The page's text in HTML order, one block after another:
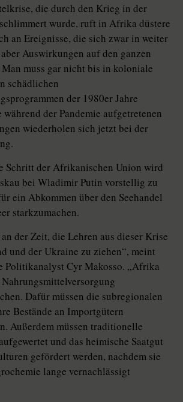
die durch den Krieg in der
wurde, ruft in Afrika düstere
an Ereignisse, die sich zwar in weiter
Auswirkungen auf den ganzen
muss gar nicht bis in koloniale
schädlichen
der 1980er Jahre
der Pandemie aufgetretenen
wiederholen sich jetzt bei der
Schritt der Afrikanischen Union wird
bei Wladimir Putin vorstellig zu
ein Abkommen über den Seehandel
starkzumachen.
der Zeit, die Lehren aus dieser Krise
und der Ukraine zu ziehen“, meint
Politikanalyst Cyr Makosso. „Afrika
Dafür müssen die sub­regio­na­len
Bestände an Importgütern
Außerdem müssen traditionelle
und das heimische Saatgut
gefördert werden, nachdem sie
lange vernachlässigt